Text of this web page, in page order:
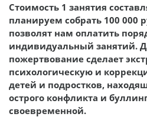
Стоимость 1 занятия
планируем собрать 100 000
позволят нам оплатить
индивидуальный занятий.
пожертвование сделает
психологическую и
детей и подростков,
острого конфликта и
своевременной.